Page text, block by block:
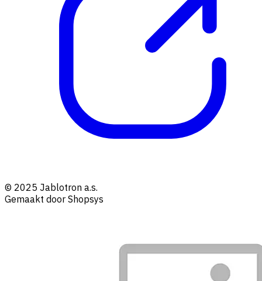
© 2025 Jablotron a.s.
Gemaakt door Shopsys